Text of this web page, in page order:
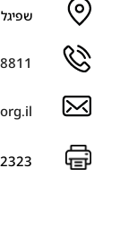
שפיגל 3, פתח תקווה (קומה 2)